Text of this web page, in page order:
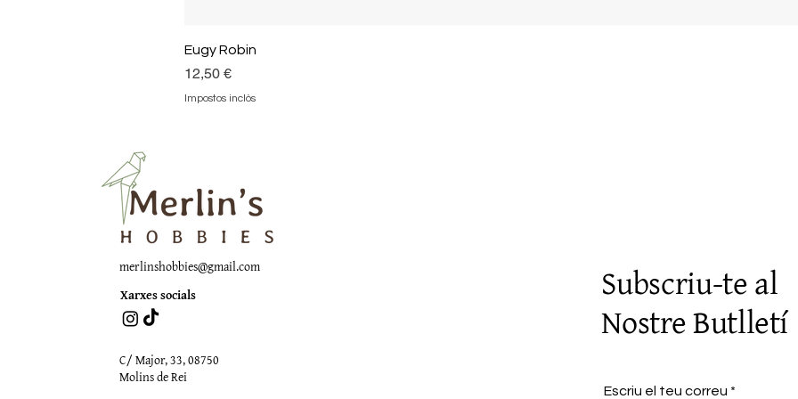
Eugy Robin
Preu
12,50 €
Impostos inclòs
merlinshobbies@gmail.com
Xarxes socials
C/ Major, 33, 08750
Molins de Rei
Subscriu-te al
Nostre Butlletí
Escriu el teu correu